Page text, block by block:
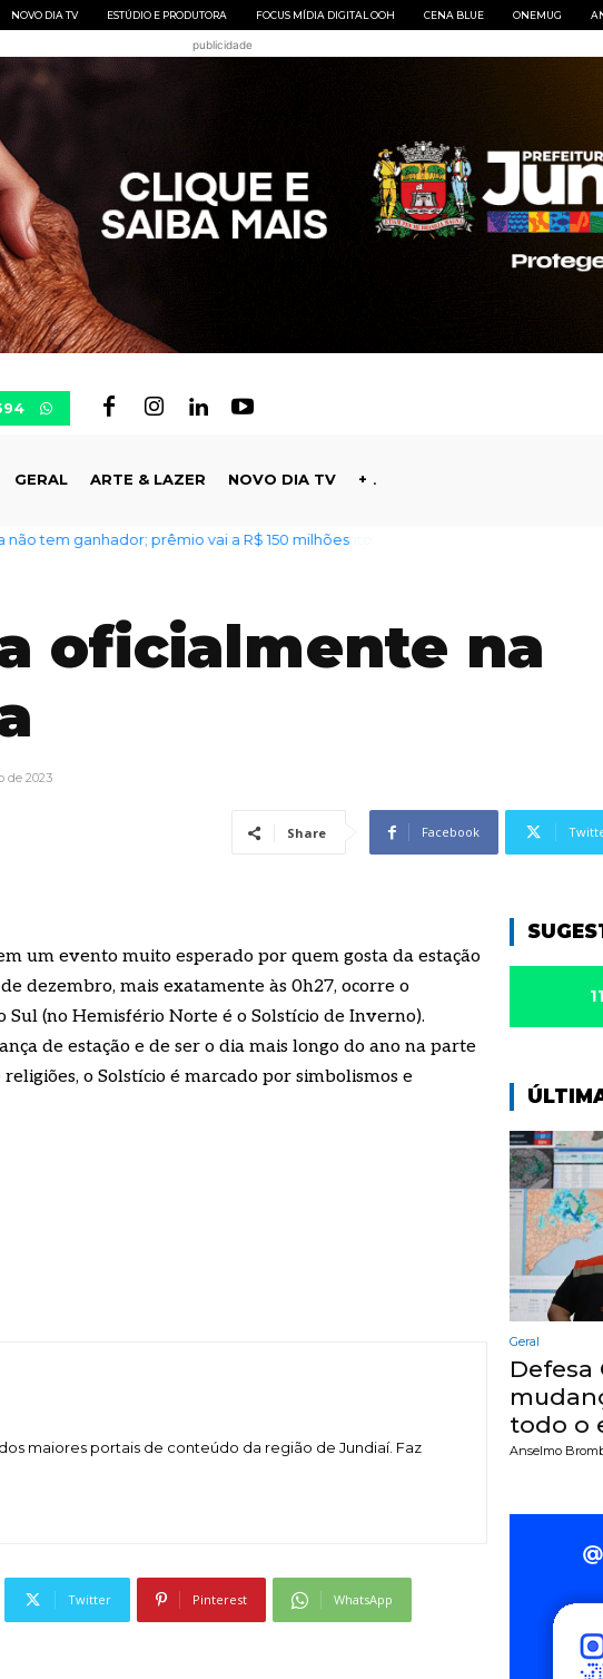
NOVO DIA TV ESTÚDIO E PRODUTORA FOCUS MÍDIA DIGITAL OOH CENA BLUE ONEMUG
publicidade
GERAL ARTE & LAZER NOVO DIA TV +
terá cinco pontos de atendimento
oficialmente na
de 2023
Share Facebook
um evento muito esperado por quem gosta da estação
dezembro, mais exatamente às 0h27, ocorre o
(no Hemisfério Norte é o Solstício de Inverno).
de estação e de ser o dia mais longo do ano na parte
o Solstício é marcado por simbolismos e
maiores portais de conteúdo da região de Jundiaí. Faz
Twitter Pinterest WhatsApp
Geral
Defesa
todo o
Anselmo